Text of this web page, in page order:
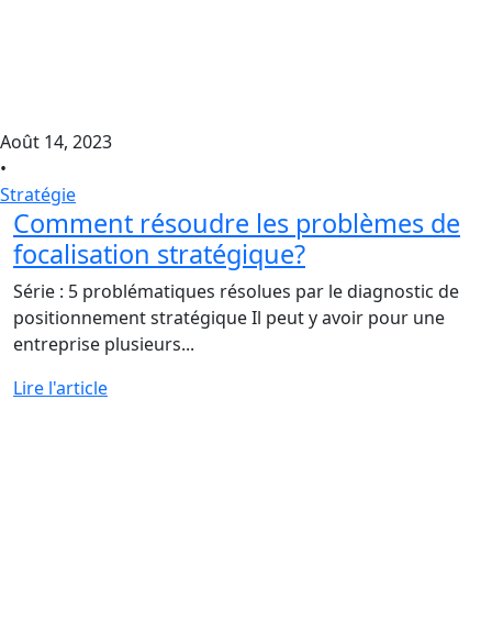
Août 14, 2023
•
Stratégie
Comment résoudre les problèmes de
focalisation stratégique?
Série : 5 problématiques résolues par le diagnostic de
positionnement stratégique Il peut y avoir pour une
entreprise plusieurs...
Lire l'article